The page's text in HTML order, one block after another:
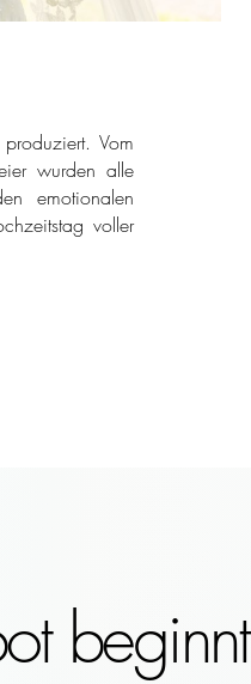
Vom
wurden alle
emotionalen
voller
beginnt